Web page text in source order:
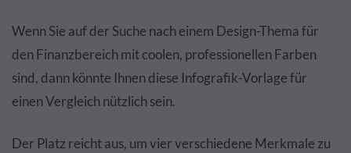
Wenn Sie auf der Suche nach einem Design-Thema für
den Finanzbereich mit coolen, professionellen Farben
sind, dann könnte Ihnen diese Infografik-Vorlage für
einen Vergleich nützlich sein.
Der Platz reicht aus, um vier verschiedene Merkmale zu